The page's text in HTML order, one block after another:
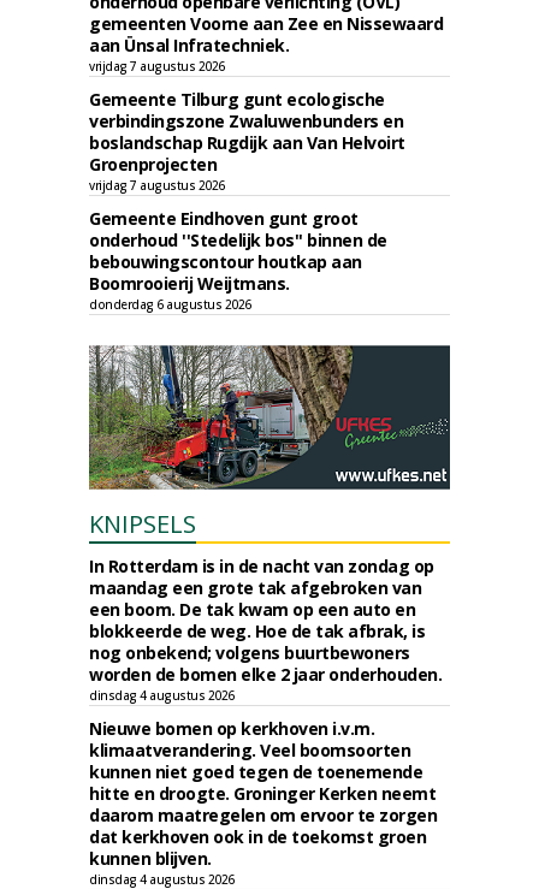
gemeenten Voorne aan Zee en Nissewaard
aan Ünsal Infratechniek.
vrijdag 7 augustus 2026
Gemeente Tilburg gunt ecologische
verbindingszone Zwaluwenbunders en
boslandschap Rugdijk aan Van Helvoirt
Groenprojecten
vrijdag 7 augustus 2026
Gemeente Eindhoven gunt groot
onderhoud ''Stedelijk bos'' binnen de
bebouwingscontour houtkap aan
Boomrooierij Weijtmans.
donderdag 6 augustus 2026
KNIPSELS
In Rotterdam is in de nacht van zondag op
maandag een grote tak afgebroken van
een boom. De tak kwam op een auto en
blokkeerde de weg. Hoe de tak afbrak, is
nog onbekend; volgens buurtbewoners
worden de bomen elke 2 jaar onderhouden.
dinsdag 4 augustus 2026
Nieuwe bomen op kerkhoven i.v.m.
klimaatverandering. Veel boomsoorten
kunnen niet goed tegen de toenemende
hitte en droogte. Groninger Kerken neemt
daarom maatregelen om ervoor te zorgen
dat kerkhoven ook in de toekomst groen
kunnen blijven.
dinsdag 4 augustus 2026